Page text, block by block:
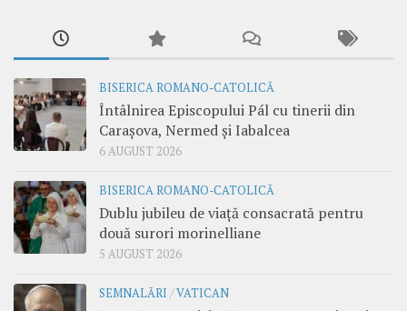
BISERICA ROMANO-CATOLICĂ
Întâlnirea Episcopului Pál cu tinerii din
Carașova, Nermed și Iabalcea
6 AUGUST 2026
BISERICA ROMANO-CATOLICĂ
Dublu jubileu de viață consacrată pentru
două surori morinelliane
5 AUGUST 2026
SEMNALĂRI /VATICAN